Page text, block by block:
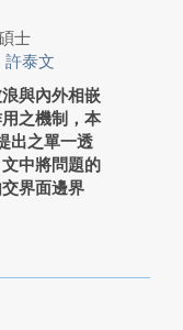
士
許泰文
與內外相嵌
之機制，本
出之單一透
中將問題的
界面邊界